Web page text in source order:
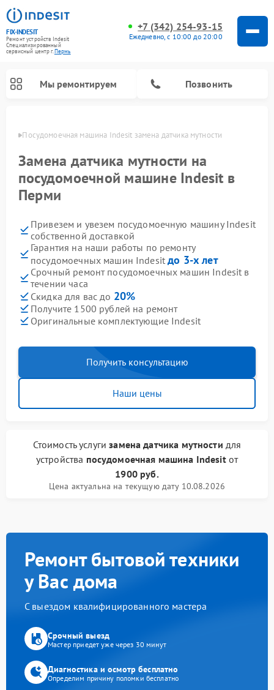
FIX-INDESIT
Ремонт устройств Indesit
Специализированный
cервисный центр г.Пермь
+7 (342) 254-93-15
Ежедневно, с 10:00 до 20:00
Мы ремонтируем Позвонить
Посудомоечная машина Indesit замена датчика мутности
Замена датчика мутности на
посудомоечной машине Indesit в
Перми
Привезем и увезем посудомоечную машину Indesit
собственной доставкой
Гарантия на наши работы по ремонту
посудомоечных машин Indesitдо 3-х лет
Срочный ремонт посудомоечных машин Indesit в
течении часа
Скидка для вас до 20%
Получите 1500 рублей на ремонт
Оригинальные комплектующие Indesit
Получить консультацию
Наши цены
Стоимость услугизамена датчика мутности для
устройства посудомоечная машина Indesitот
1900 руб.
Цена актуальна на текущую дату 10.08.2026
Ремонт бытовой техники
у Вас дома
С выездом квалифицированного мастера
Срочный выезд
Мастер приедет уже через 30 минут
Диагностика и осмотр бесплатно
Определим причину поломки бесплатно